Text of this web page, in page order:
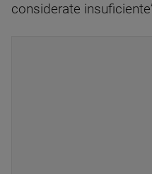
considerate